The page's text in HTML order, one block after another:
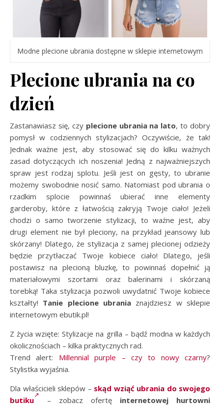
Modne plecione ubrania dostępne w sklepie internetowym
Plecione ubrania na co
dzień
Zastanawiasz się, czy plecione ubrania na lato, to dobry
pomysł w codziennych stylizacjach? Oczywiście, że tak!
Jednak ważne jest, aby stosować się do kilku ważnych
zasad dotyczących ich noszenia! Jedną z najważniejszych
spraw jest rodzaj splotu. Jeśli jest on gęsty, to ubranie
możemy swobodnie nosić samo. Natomiast pod ubrania o
rzadkim splocie powinnaś ubierać inne elementy
garderoby, które z łatwością zakryją Twoje ciało! Jeżeli
chodzi o samo tworzenie stylizacji, to ważne jest, aby
drugi element nie był pleciony, na przykład jeansowy lub
skórzany! Dlatego, że stylizacja z samej plecionej odzieży
będzie przytłaczać Twoje kobiece ciało! Dlatego, jeśli
postawisz na plecioną bluzkę, to powinnaś dopełnić ją
materiałowymi szortami oraz balerinami i skórzaną
torebką! Taka stylizacja pozwoli uwydatnić Twoje kobiece
kształty! Tanie plecione ubrania znajdziesz w sklepie
internetowym ebutik.pl!
Z życia wzięte: Stylizacje na grilla – bądź modna w każdych
okolicznościach – kilka praktycznych rad.
Trend alert: Millennial purple – czy to nowy czarny?
Stylistka wyjaśnia.
Dla właścicieli sklepów – skąd wziąć ubrania do swojego
butiku
– zobacz ofertę internetowej hurtowni